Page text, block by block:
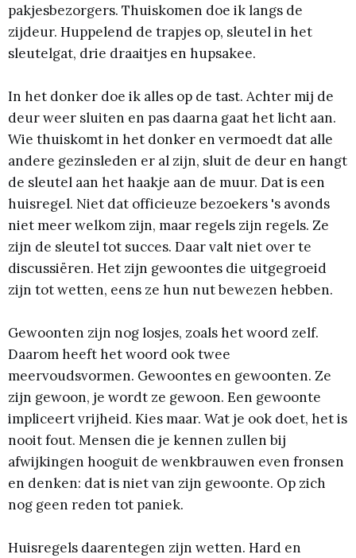
pakjesbezorgers. Thuiskomen doe ik langs de
zijdeur. Huppelend de trapjes op, sleutel in het
sleutelgat, drie draaitjes en hupsakee.
In het donker doe ik alles op de tast. Achter mij de
deur weer sluiten en pas daarna gaat het licht aan.
Wie thuiskomt in het donker en vermoedt dat alle
andere gezinsleden er al zijn, sluit de deur en hangt
de sleutel aan het haakje aan de muur. Dat is een
huisregel. Niet dat officieuze bezoekers 's avonds
niet meer welkom zijn, maar regels zijn regels. Ze
zijn de sleutel tot succes. Daar valt niet over te
discussiëren. Het zijn gewoontes die uitgegroeid
zijn tot wetten, eens ze hun nut bewezen hebben.
Gewoonten zijn nog losjes, zoals het woord zelf.
Daarom heeft het woord ook twee
meervoudsvormen. Gewoontes en gewoonten. Ze
zijn gewoon, je wordt ze gewoon. Een gewoonte
impliceert vrijheid. Kies maar. Wat je ook doet, het is
nooit fout. Mensen die je kennen zullen bij
afwijkingen hooguit de wenkbrauwen even fronsen
en denken: dat is niet van zijn gewoonte. Op zich
nog geen reden tot paniek.
Huisregels daarentegen zijn wetten. Hard en